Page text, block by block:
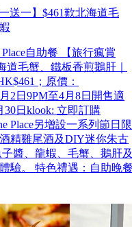
送一】$461歎北海道毛
自助餐 【旅行瘋賞
毛蟹、鐵板香煎鵝肝｜
；原價：
2日9PM至4月8日開售適
30日klook: 立即訂購
Place另增設一系列節日限
精雞尾酒及DIY迷你朱古
醬、龍蝦、毛蟹、鵝肝
驗。 特色禮遇：自助晚